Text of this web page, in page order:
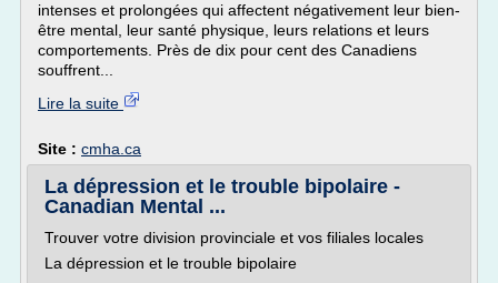
intenses et prolongées qui affectent négativement leur bien-
être mental, leur santé physique, leurs relations et leurs
comportements. Près de dix pour cent des Canadiens
souffrent...
Lire la suite
Site : cmha.ca
La dépression et le trouble bipolaire -
Canadian Mental ...
Trouver votre division provinciale et vos filiales locales
La dépression et le trouble bipolaire